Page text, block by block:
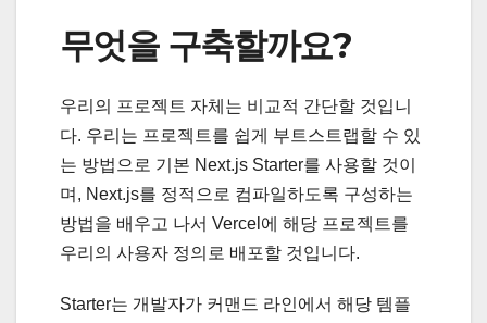
무엇을 구축할까요?
우리의 프로젝트 자체는 비교적 간단할 것입니
다. 우리는 프로젝트를 쉽게 부트스트랩할 수 있
는 방법으로 기본 Next.js Starter를 사용할 것이
며, Next.js를 정적으로 컴파일하도록 구성하는
방법을 배우고 나서 Vercel에 해당 프로젝트를
우리의 사용자 정의로 배포할 것입니다.
Starter는 개발자가 커맨드 라인에서 해당 템플